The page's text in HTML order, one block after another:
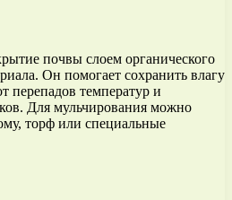
почвы слоем органического
Он помогает сохранить влагу
перепадов температур и
Для мульчирования можно
торф или специальные